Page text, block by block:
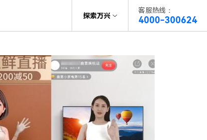
探索万兴
客服热线：
4000-300624
政企服务